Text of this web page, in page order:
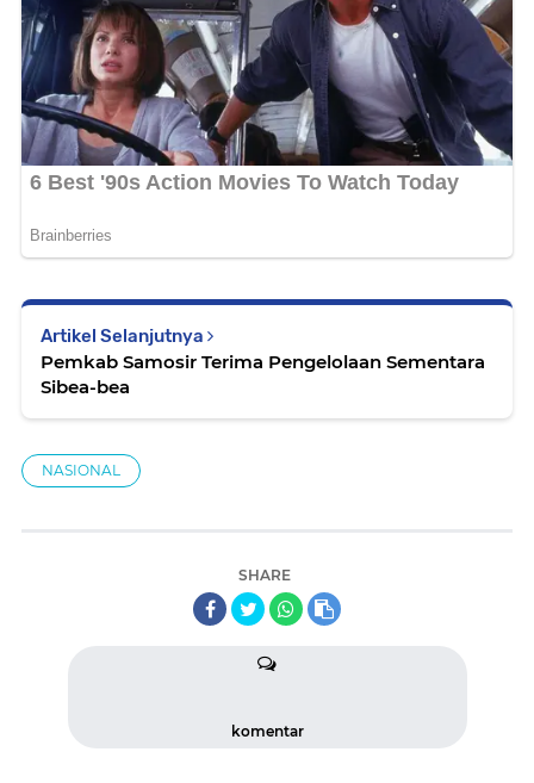
Artikel Selanjutnya
Pemkab Samosir Terima Pengelolaan Sementara
Sibea-bea
NASIONAL
SHARE
komentar